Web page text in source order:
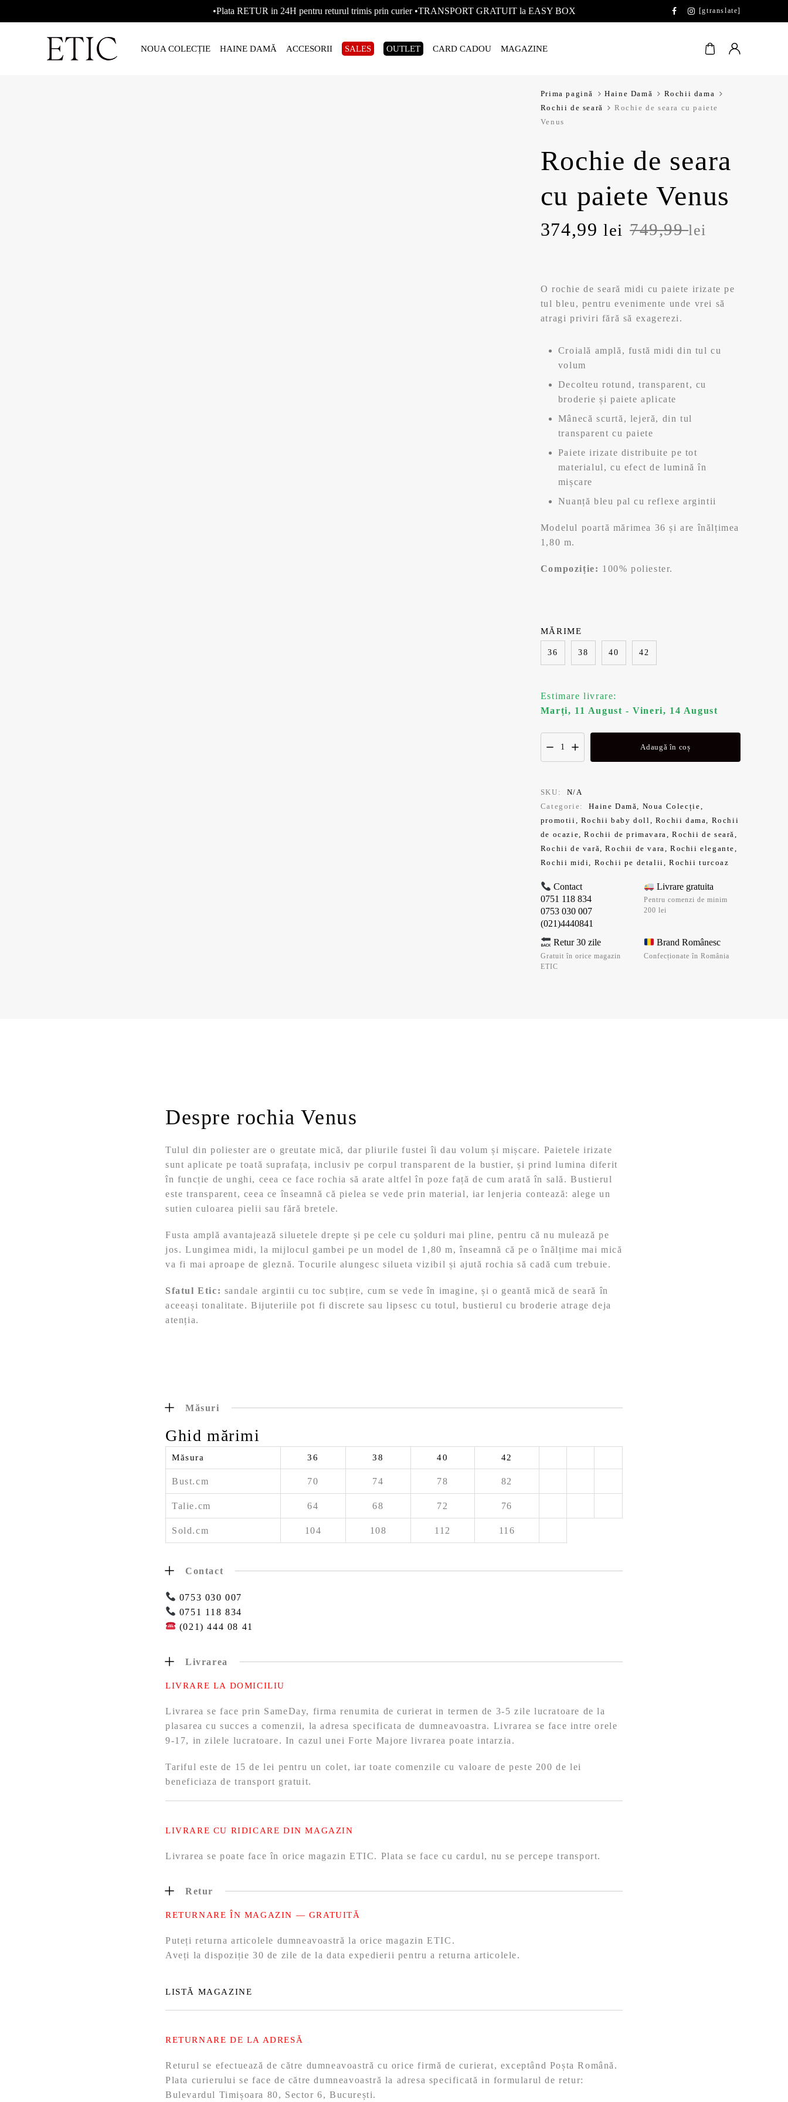
•Plata RETUR in 24H pentru returul trimis prin curier •TRANSPORT GRATUIT la EASY BOX [gtranslate]
NOUA COLECȚIE HAINE DAMĂ ACCESORII SALES OUTLET CARD CADOU MAGAZINE
Prima pagină Haine Damă
Rochii dama
Rochii de seară
Rochie de seara cu paiete
Venus
Rochie de seara
cu paiete Venus
749,99lei
Prețul
a
fost:
374,99lei
Prețul
este:
374,99 lei.
O rochie de seară midi cu paiete irizate pe
tul bleu, pentru evenimente unde vrei să
atragi priviri fără să exagerezi.
Croială amplă, fustă midi din tul cu
volum
Decolteu rotund, transparent, cu
broderie și paiete aplicate
Mânecă scurtă, lejeră, din tul
transparent cu paiete
Paiete irizate distribuite pe tot
materialul, cu efect de lumină în
mișcare
Nuanță bleu pal cu reflexe argintii
Modelul poartă mărimea 36 și are înălțimea
1,80 m.
Compoziție: 100% poliester.
36 38 40 42
MĂRIME
Estimare livrare:
Marți, 11 August - Vineri, 14 August
Adaugă în coș
SKU:
N/A
Categorie:
Haine Damă, Noua Colecție,
promotii, Rochii baby doll, Rochii dama, Rochii
de ocazie,Rochii de primavara,Rochii de seară,
Rochii de vară,Rochii de vara,Rochii elegante,
Rochii midi, Rochii pe detalii,Rochii turcoaz
Contact
0751 118 834
0753 030 007
(021)4440841
Livrare gratuita
Pentru comenzi de minim
200 lei
Retur 30 zile
Gratuit în orice magazin
ETIC
Brand Românesc
Confecționate în România
Despre rochia Venus
Tulul din poliester are o greutate mică, dar pliurile fustei îi dau volum și mișcare. Paietele irizate
sunt aplicate pe toată suprafața, inclusiv pe corpul transparent de la bustier, și prind lumina diferit
în funcție de unghi, ceea ce face rochia să arate altfel în poze față de cum arată în sală. Bustierul
este transparent, ceea ce înseamnă că pielea se vede prin material, iar lenjeria contează: alege un
sutien culoarea pielii sau fără bretele.
Fusta amplă avantajează siluetele drepte și pe cele cu șolduri mai pline, pentru că nu mulează pe
jos. Lungimea midi, la mijlocul gambei pe un model de 1,80 m, înseamnă că pe o înălțime mai mică
va fi mai aproape de gleznă. Tocurile alungesc silueta vizibil și ajută rochia să cadă cum trebuie.
Sfatul Etic: sandale argintii cu toc subțire, cum se vede în imagine, și o geantă mică de seară în
aceeași tonalitate. Bijuteriile pot fi discrete sau lipsesc cu totul, bustierul cu broderie atrage deja
atenția.
Măsuri
Ghid mărimi
Măsura 36 38 40 42
Bust.cm 70 74 78 82
Talie.cm 64 68 72 76
Sold.cm 104 108 112 116
Contact
0753 030 007
0751 118 834
(021) 444 08 41
Livrarea
LIVRARE LA DOMICILIU
Livrarea se face prin SameDay, firma renumita de curierat in termen de 3-5 zile lucratoare de la
plasarea cu succes a comenzii, la adresa specificata de dumneavoastra. Livrarea se face intre orele
9-17, in zilele lucratoare. In cazul unei Forte Majore livrarea poate intarzia.
Tariful este de 15 de lei pentru un colet, iar toate comenzile cu valoare de peste 200 de lei
beneficiaza de transport gratuit.
LIVRARE CU RIDICARE DIN MAGAZIN
Livrarea se poate face în orice magazin ETIC. Plata se face cu cardul, nu se percepe transport.
Retur
RETURNARE ÎN MAGAZIN — GRATUITĂ
Puteți returna articolele dumneavoastră la orice magazin ETIC.
Aveți la dispoziție 30 de zile de la data expedierii pentru a returna articolele.
LISTĂ MAGAZINE
RETURNARE DE LA ADRESĂ
Returul se efectuează de către dumneavoastră cu orice firmă de curierat, exceptând Poșta Română.
Plata curierului se face de către dumneavoastră la adresa specificată in formularul de retur:
Bulevardul Timișoara 80, Sector 6, București.